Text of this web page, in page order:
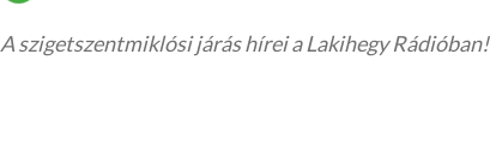
A szigetszentmiklósi járás hírei a Lakihegy Rádióban!